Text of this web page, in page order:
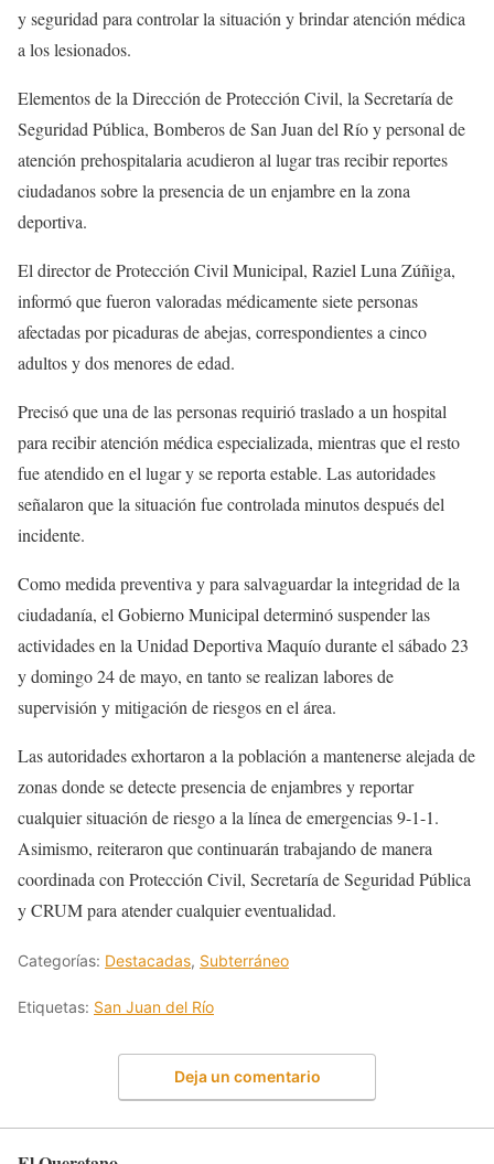
y seguridad para controlar la situación y brindar atención médica
a los lesionados.
Elementos de la Dirección de Protección Civil, la Secretaría de
Seguridad Pública, Bomberos de San Juan del Río y personal de
atención prehospitalaria acudieron al lugar tras recibir reportes
ciudadanos sobre la presencia de un enjambre en la zona
deportiva.
El director de Protección Civil Municipal, Raziel Luna Zúñiga,
informó que fueron valoradas médicamente siete personas
afectadas por picaduras de abejas, correspondientes a cinco
adultos y dos menores de edad.
Precisó que una de las personas requirió traslado a un hospital
para recibir atención médica especializada, mientras que el resto
fue atendido en el lugar y se reporta estable. Las autoridades
señalaron que la situación fue controlada minutos después del
incidente.
Como medida preventiva y para salvaguardar la integridad de la
ciudadanía, el Gobierno Municipal determinó suspender las
actividades en la Unidad Deportiva Maquío durante el sábado 23
y domingo 24 de mayo, en tanto se realizan labores de
supervisión y mitigación de riesgos en el área.
Las autoridades exhortaron a la población a mantenerse alejada de
zonas donde se detecte presencia de enjambres y reportar
cualquier situación de riesgo a la línea de emergencias 9-1-1.
Asimismo, reiteraron que continuarán trabajando de manera
coordinada con Protección Civil, Secretaría de Seguridad Pública
y CRUM para atender cualquier eventualidad.
Categorías: Destacadas, Subterráneo
Etiquetas: San Juan del Río
Deja un comentario